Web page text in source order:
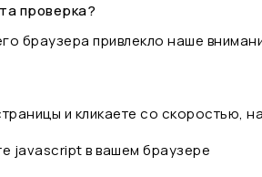
проверка?
браузера привлекло наше
и кликаете со
javascript в вашем браузере